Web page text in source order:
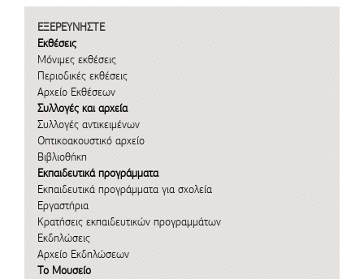
ΕΞΕΡΕΥΝΗΣΤΕ
Εκθέσεις
Μόνιμες εκθέσεις
Περιοδικές εκθέσεις
Αρχείο Εκθέσεων
Συλλογές και αρχεία
Συλλογές αντικειμένων
Οπτικοακουστικό αρχείο
Βιβλιοθήκη
Εκπαιδευτικά προγράμματα
Εκπαιδευτικά προγράμματα για σχολεία
Εργαστήρια
Κρατήσεις εκπαιδευτικών προγραμμάτων
Εκδηλώσεις
Αρχείο Εκδηλώσεων
Το Μουσείο